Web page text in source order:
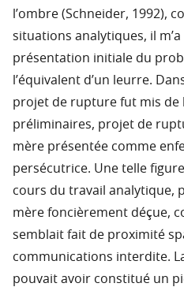
l’ombre (Schneider, 1992),
situations analytiques, il
présentation initiale du
l’équivalent d’un leurre.
projet de rupture fut mis de
préliminaires, projet de
mère présentée comme
persécutrice. Une telle
cours du travail analytique,
mère foncièrement déçue,
semblait fait de proximité
communications interdite.
pouvait avoir constitué un